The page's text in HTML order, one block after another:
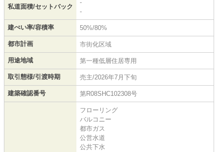
私道面積/セットバック
-
-
建ぺい率/容積率 50%/80%
都市計画 市街化区域
用途地域 第一種低層住居専用
取引態様/引渡時期 売主/2026年7月下旬
建築確認番号 第R08SHC102308号
フローリング
バルコニー
都市ガス
公営水道
公共下水